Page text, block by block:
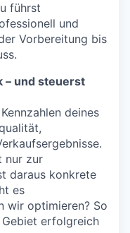
führst
und
Vorbereitung bis
– und steuerst
deines
nur zur
daraus konkrete
es
wir optimieren? So
erfolgreich